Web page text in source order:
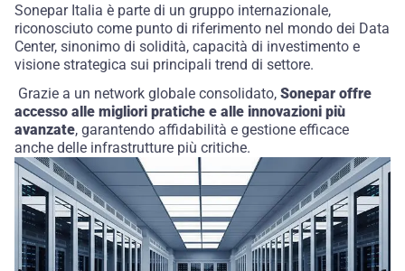
SoneparItalia è parte di un gruppo internazionale,
riconosciuto come punto di riferimento nel mondo dei Data
Center, sinonimo di solidità, capacità di investimento e
visione strategica sui principali trend di settore.
Grazie a un network globale consolidato, Sonepar offre
accesso alle migliori pratiche e alle innovazioni più
avanzate, garantendo affidabilità e gestione efficace
anche delle infrastrutture più critiche.